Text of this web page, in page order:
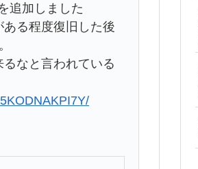
追加しました
る程度復旧した後
なと言われている